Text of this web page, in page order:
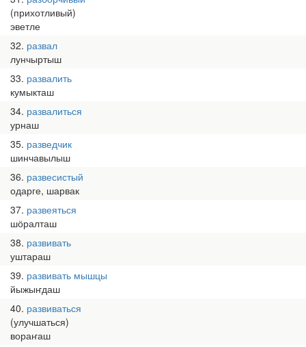
(прихотливый)
эветле
32 развал
лунчыртыш
33 развалить
кумыкташ
34 развалиться
урнаш
35 разведчик
шинчавылыш
36 развесистый
одарге, шарвак
37 развеяться
шӧралташ
38 развивать
уштараш
39 развивать мышцы
йыжыҥдаш
40 развиваться
(улучшаться)
вораҥаш